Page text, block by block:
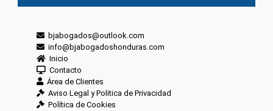
bjabogados@outlook.com
info@bjabogadoshonduras.com
Inicio
Contacto
Área de Clientes
Aviso Legal y Politica de Privacidad
Política de Cookies